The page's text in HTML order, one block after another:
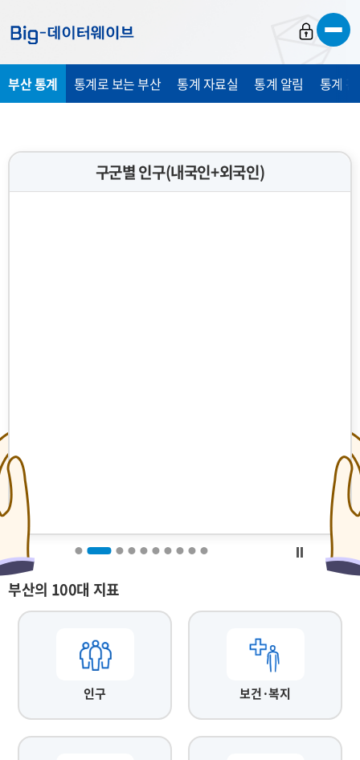
가
가
가
부산 통계 통계로 보는 부산 통계 자료실 통계 알림 통계
구군별 인구(내국인+외국인)
부산의 100대 지표
인구 보건·복지